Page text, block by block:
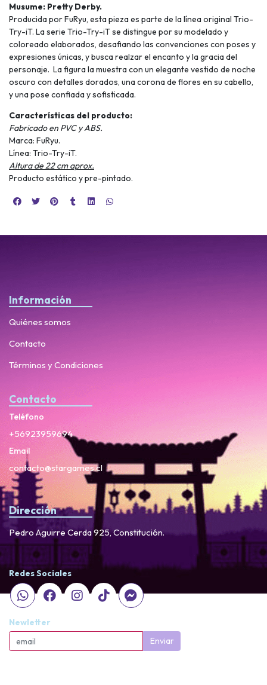
Musume: Pretty Derby.
Producida por FuRyu, esta pieza es parte de la línea original Trio-
Try-iT. La serie Trio-Try-iT se distingue por su modelado y
coloreado elaborados, desafiando las convenciones con poses y
expresiones únicas, y busca realzar el encanto y la gracia del
personaje. La figura la muestra con un elegante vestido de noche
oscuro con detalles dorados, una corona de flores en su cabello,
y una pose confiada y sofisticada.
Características del producto:
Fabricado en PVC y ABS.
Marca: FuRyu.
Línea: Trio-Try-iT.
Altura de 22 cm aprox.
Producto estático y pre-pintado.
Información
Quiénes somos
Contacto
Términos y Condiciones
Contacto
Teléfono
+56923959694
Email
contacto@stargames.cl
Dirección
Pedro Aguirre Cerda 925, Constitución.
Redes Sociales
Newletter
Enviar